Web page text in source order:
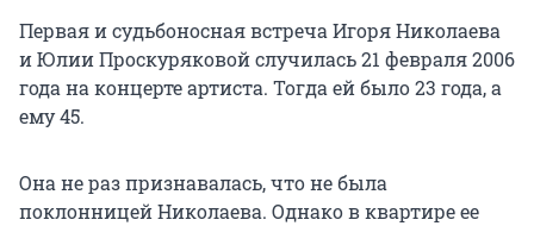
Первая и судьбоносная встреча Игоря Николаева
и Юлии Проскуряковой случилась21 февраля2006
года на концерте артиста. Тогда ей было23 года, а
ему 45.
Она не раз признавалась, что не была
поклонницей Николаева. Однако в квартире ее